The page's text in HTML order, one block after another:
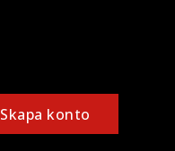
Skapa konto